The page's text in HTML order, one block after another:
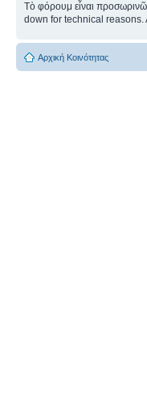
Τὸ φόρουμ εἶναι
down for technical
Αρχική Κοινότητας